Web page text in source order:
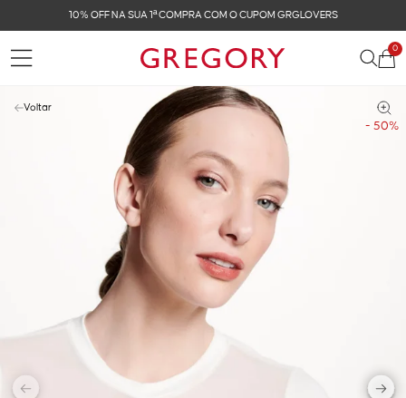
FRETE GRÁTIS NAS COMPRAS ACIMA DE
0
- 50%
Voltar